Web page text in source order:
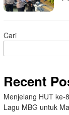
Cari
Recent
Menjelang HUT ke-
Lagu MBG untuk